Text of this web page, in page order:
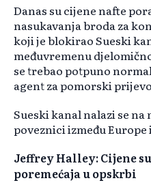
Danas su cijene nafte
nasukavanja broda za
koji je blokirao Sueski
međuvremenu
se trebao potpuno
agent za pomorski
Sueski kanal nalazi se
poveznici između Europe
Jeffrey Halley: Cijene
poremećaja u opskrbi